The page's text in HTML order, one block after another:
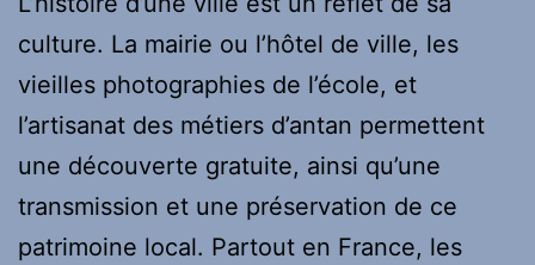
culture. La mairie ou l’hôtel de ville, les
vieilles photographies de l’école, et
l’artisanat des métiers d’antan permettent
une découverte gratuite, ainsi qu’une
transmission et une préservation de ce
patrimoine local. Partout en France, les